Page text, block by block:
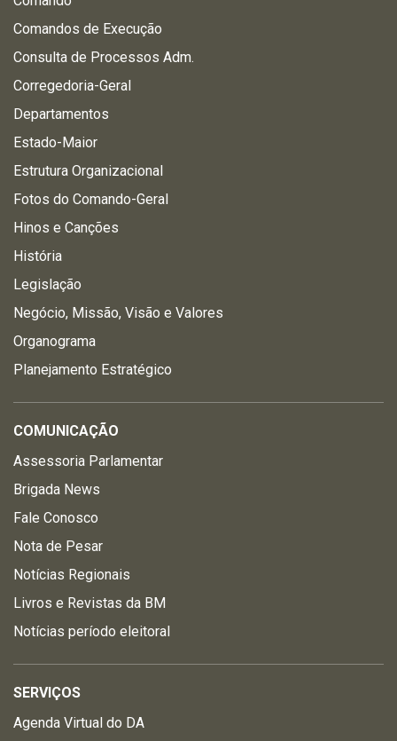
Comandos de Execução
Consulta de Processos Adm.
Corregedoria-Geral
Departamentos
Estado-Maior
Estrutura Organizacional
Fotos do Comando-Geral
Hinos e Canções
História
Legislação
Negócio, Missão, Visão e Valores
Organograma
Planejamento Estratégico
COMUNICAÇÃO
Assessoria Parlamentar
Brigada News
Fale Conosco
Nota de Pesar
Notícias Regionais
Livros e Revistas da BM
Notícias período eleitoral
SERVIÇOS
Agenda Virtual do DA